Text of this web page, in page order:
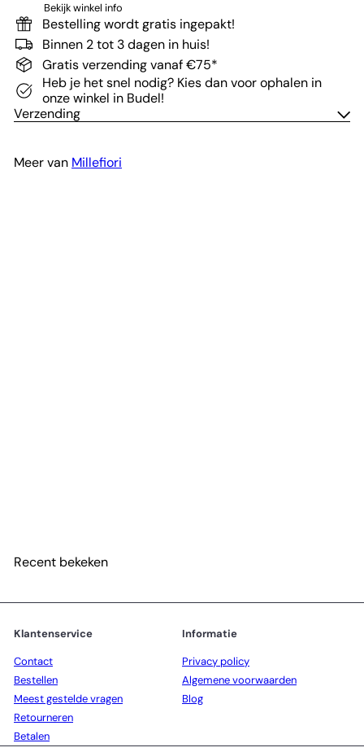
Bekijk winkel info
Bestelling wordt gratis ingepakt!
Binnen 2 tot 3 dagen in huis!
Gratis verzending vanaf €75*
Heb je het snel nodig? Kies dan voor ophalen in
onze winkel in Budel!
Verzending
Meer van Millefiori
Recent bekeken
Klantenservice
Contact
Bestellen
Meest gestelde vragen
Retourneren
Betalen
Informatie
Privacy policy
Algemene voorwaarden
Blog